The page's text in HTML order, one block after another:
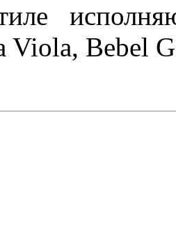
Viola, Bebel